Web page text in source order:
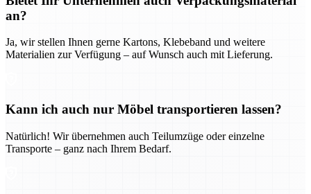
an?
Ja, wir stellen Ihnen gerne Kartons, Klebeband und weitere
Materialien zur Verfügung – auf Wunsch auch mit Lieferung.
Kann ich auch nur Möbel transportieren lassen?
Natürlich! Wir übernehmen auch Teilumzüge oder einzelne
Transporte – ganz nach Ihrem Bedarf.